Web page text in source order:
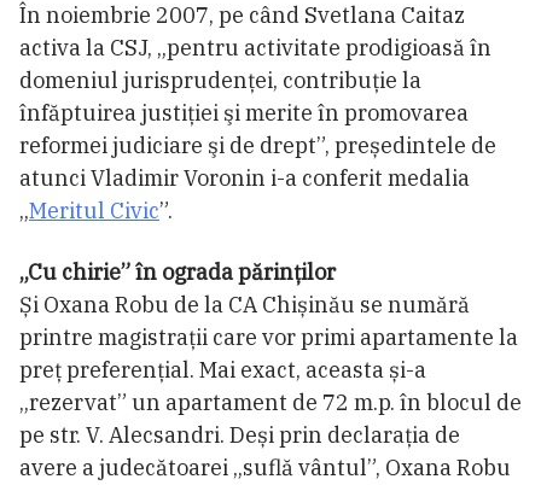
În noiembrie 2007, pe când Svetlana Caitaz
activa la CSJ, „pentru activitate prodigioasă în
domeniul jurisprudenţei, contribuţie la
înfăptuirea justiţiei şi merite în promovarea
reformei judiciare şi de drept”, președintele de
atunci Vladimir Voronin i-a conferit medalia
„Meritul Civic”.
„Cu chirie” în ograda părinților
Și Oxana Robu de la CA Chișinău se numără
printre magistrații care vor primi apartamente la
preț preferențial. Mai exact, aceasta și-a
„rezervat” un apartament de 72 m.p. în blocul de
pe str. V. Alecsandri. Deși prin declarația de
avere a judecătoarei „suflă vântul”, Oxana Robu